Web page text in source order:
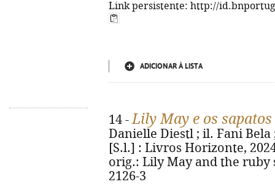
Link persistente: http://
ADICIONAR À LISTA
14 -Lily May e os
Danielle Diestl ; il. Fani Bela
[S.l.] : Livros Horizonte,
orig.: Lily May and the ruby
2126-3